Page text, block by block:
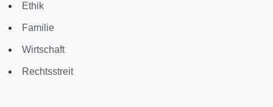
Ethik
Familie
Wirtschaft
Rechtsstreit